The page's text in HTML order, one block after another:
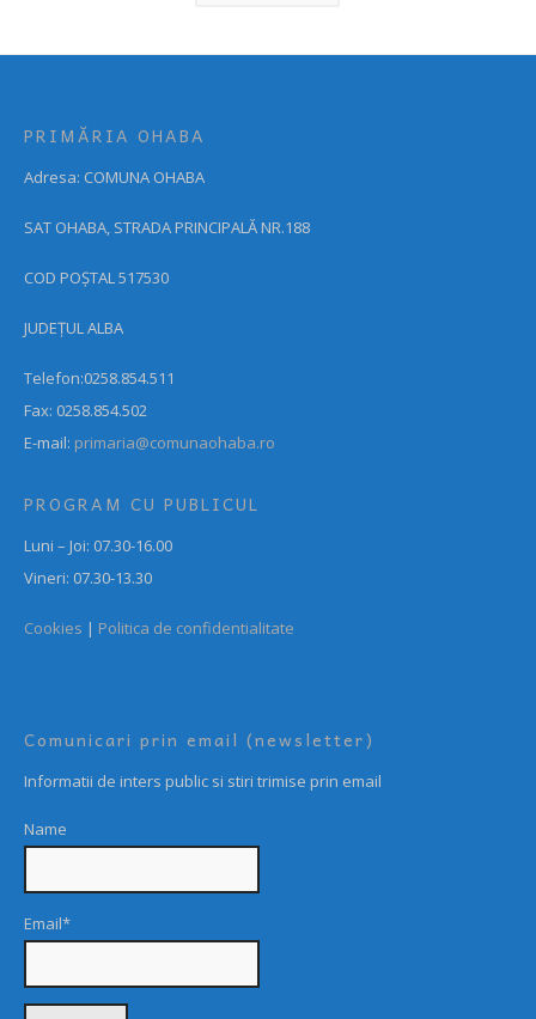
PRIMĂRIA OHABA
Adresa: COMUNA OHABA
SAT OHABA, STRADA PRINCIPALĂ NR.188
COD POȘTAL 517530
JUDEȚUL ALBA
Telefon:0258.854.511
Fax: 0258.854.502
E-mail: primaria@comunaohaba.ro
PROGRAM CU PUBLICUL
Luni – Joi: 07.30-16.00
Vineri: 07.30-13.30
Cookies | Politica de confidentialitate
Comunicari prin email (newsletter)
Informatii de inters public si stiri trimise prin email
Name
Email*